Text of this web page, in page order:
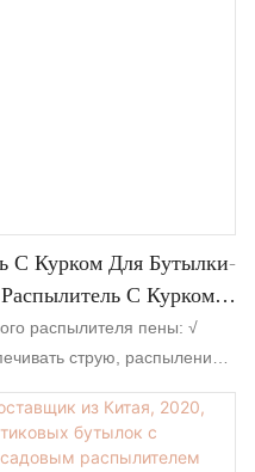
С Курком Для Бутылки-
С Курком,
распылителя пены: √
струю, распыление
производительности. √
до 1 мл за один ход. √